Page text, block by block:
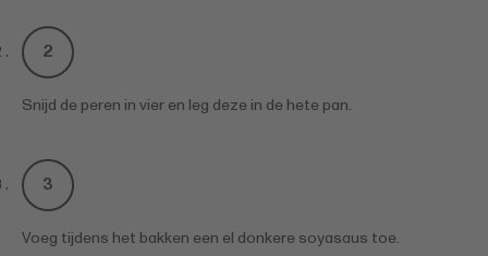
Snijd de peren in vier en leg deze in de hete pan.
Voeg tijdens het bakken een el donkere soyasaus toe.